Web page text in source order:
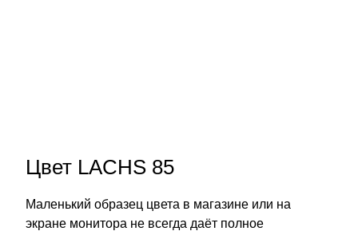
Цвет LACHS 85
Маленький образец цвета в магазине или на
экране монитора не всегда даёт полное